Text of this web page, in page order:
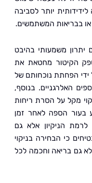
יותר לסביבה
המשתמשים.
בהיבט
מחטאת את
נוכחותם של
בנוסף,
הסרת ריחות
לאחר זמן
אלא גם
בניקוי
וחכמה לכל